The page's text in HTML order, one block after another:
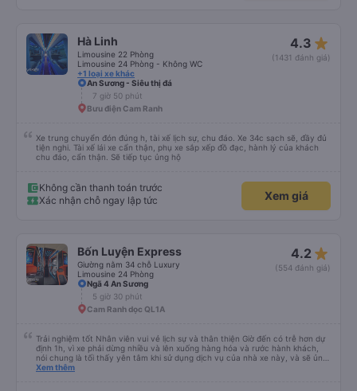
Hà Linh
Limousine 22 Phòng
Limousine 24 Phòng - Không WC
+1 loại xe khác
4.3 star_rate
(1431 đánh giá)
An Sương - Siêu thị đá
7 giờ 50 phút
Bưu điện Cam Ranh
Xe trung chuyển đón đúng h, tài xế lịch sự, chu đáo. Xe 34c sạch sẽ, đầy đủ
tiện nghi. Tài xế lái xe cẩn thận, phụ xe sắp xếp đồ đạc, hành lý của khách
chu đáo, cẩn thận. Sẽ tiếp tục ủng hộ
Không cần thanh toán trước
Xác nhận chỗ ngay lập tức
Xem giá
Bốn Luyện Express
Giường nằm 34 chỗ Luxury
Limousine 24 Phòng
4.2 star_rate
(554 đánh giá)
Ngã 4 An Sương
5 giờ 30 phút
Cam Ranh dọc QL1A
Trải nghiệm tốt Nhân viên vui vẻ lịch sự và thân thiện Giờ đến có trễ hơn dự
định 1h, vì xe phải dừng nhiều và lên xuống hàng hóa và rước hành khách,
nói chung là tối thấy yên tâm khi sử dụng dịch vụ của nhà xe này, và sẽ ủng
hộ và giới thiệu cho người thân sử dụng dịch vụ của nhà xe này
Xem thêm